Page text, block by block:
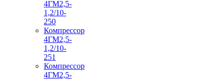
4ГМ2,5-
1,2/10-
250
Компрессор
4ГМ2,5-
1,2/10-
251
Компрессор
4ГМ2,5-